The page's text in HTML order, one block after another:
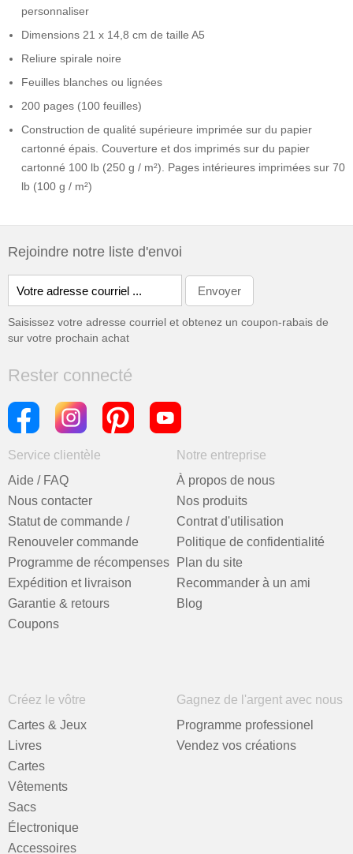
personnaliser
Dimensions 21 x 14,8 cm de taille A5
Reliure spirale noire
Feuilles blanches ou lignées
200 pages (100 feuilles)
Construction de qualité supérieure imprimée sur du papier
cartonné épais. Couverture et dos imprimés sur du papier
cartonné 100 lb (250 g / m²). Pages intérieures imprimées sur 70
lb (100 g / m²)
Rejoindre notre liste d'envoi
Saisissez votre adresse courriel et obtenez un coupon-rabais de
sur votre prochain achat
Rester connecté
Service clientèle
Aide / FAQ
Nous contacter
Statut de commande /
Renouveler commande
Programme de récompenses
Expédition et livraison
Garantie & retours
Coupons
Notre entreprise
À propos de nous
Nos produits
Contrat d'utilisation
Politique de confidentialité
Plan du site
Recommander à un ami
Blog
Créez le vôtre
Cartes & Jeux
Livres
Cartes
Vêtements
Sacs
Électronique
Accessoires
Gagnez de l'argent avec nous
Programme professionel
Vendez vos créations